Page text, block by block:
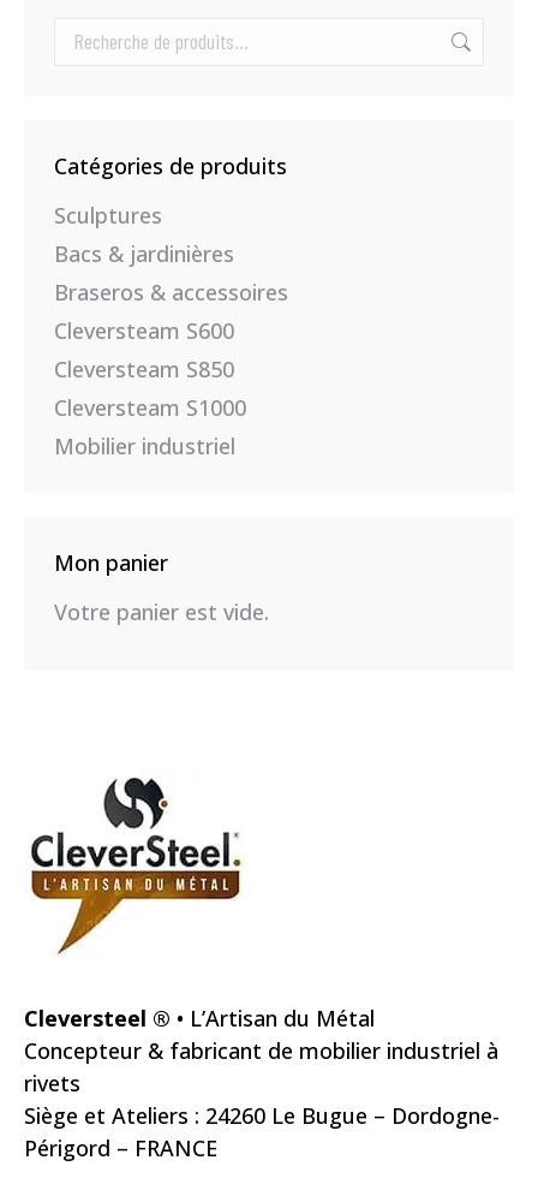
Catégories de produits
Sculptures
Bacs & jardinières
Braseros & accessoires
Cleversteam S600
Cleversteam S850
Cleversteam S1000
Mobilier industriel
Mon panier
Votre panier est vide.
Cleversteel ® • L’Artisan du Métal
Concepteur & fabricant de mobilier industriel à
rivets
Siège et Ateliers : 24260 Le Bugue – Dordogne-
Périgord – FRANCE